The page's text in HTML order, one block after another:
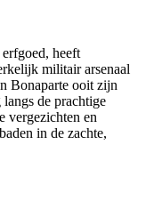
heeft
militair arsenaal
Bonaparte ooit zijn
de prachtige
vergezichten en
in de zachte,